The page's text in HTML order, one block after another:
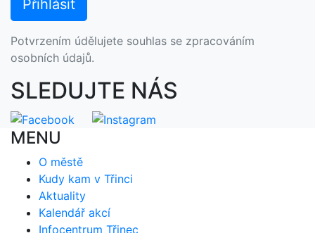
Potvrzením údělujete souhlas se zpracováním
osobních údajů.
SLEDUJTE NÁS
MENU
O městě
Kudy kam v Třinci
Aktuality
Kalendář akcí
Infocentrum Třinec